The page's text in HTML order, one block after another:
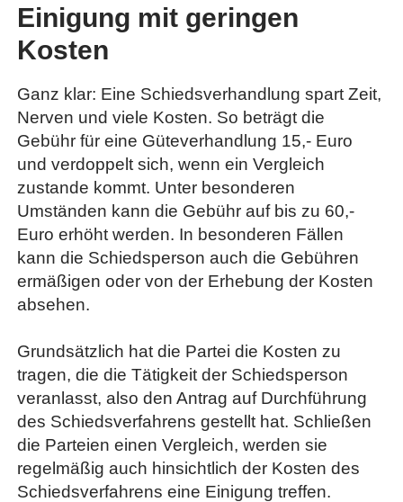
Einigung mit geringen
Kosten
Ganz klar: Eine Schiedsverhandlung spart Zeit,
Nerven und viele Kosten. So beträgt die
Gebühr für eine Güteverhandlung 15,- Euro
und verdoppelt sich, wenn ein Vergleich
zustande kommt. Unter besonderen
Umständen kann die Gebühr auf bis zu 60,-
Euro erhöht werden. In besonderen Fällen
kann die Schiedsperson auch die Gebühren
ermäßigen oder von der Erhebung der Kosten
absehen.
Grundsätzlich hat die Partei die Kosten zu
tragen, die die Tätigkeit der Schiedsperson
veranlasst, also den Antrag auf Durchführung
des Schiedsverfahrens gestellt hat. Schließen
die Parteien einen Vergleich, werden sie
regelmäßig auch hinsichtlich der Kosten des
Schiedsverfahrens eine Einigung treffen.